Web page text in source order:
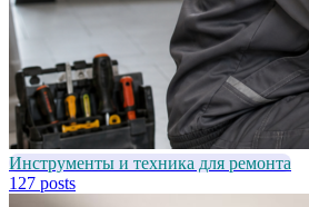
Инструменты и техника для ремонта
127 posts